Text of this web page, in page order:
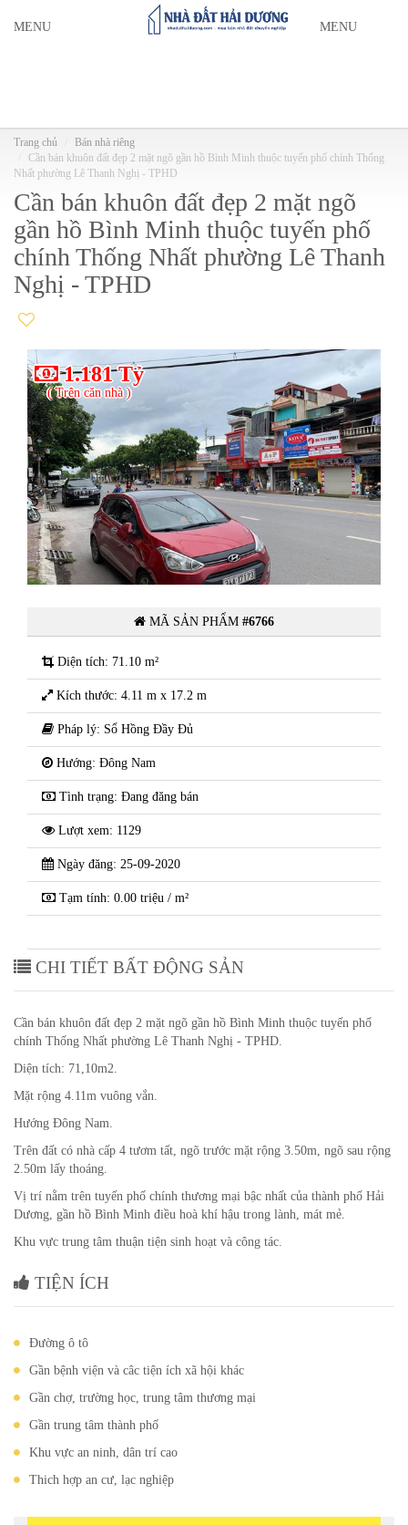
MENU MENU
Trang chủ
Bán nhà riêng
Cần bán khuôn đất đẹp 2 mặt ngõ gần hồ Bình Minh thuộc tuyến phố chính Thống
Nhất phường Lê Thanh Nghị - TPHD
Cần bán khuôn đất đẹp 2 mặt ngõ
gần hồ Bình Minh thuộc tuyến phố
chính Thống Nhất phường Lê Thanh
Nghị - TPHD
Cần bán khuôn đất đẹp 2 mặt ngõ
gần hồ Bình Minh thuộc tuyến phố
chính Thống Nhất phường Lê Thanh
Nghị - TPHD
1.181 Tỷ
( Trên căn nhà )
MÃ SẢN PHẨM #6766
Diện tích: 71.10 m²
Kích thước: 4.11 m x 17.2 m
Pháp lý: Sổ Hồng Đầy Đủ
Hướng: Đông Nam
Tình trạng: Đang đăng bán
Lượt xem: 1129
Ngày đăng: 25-09-2020
Tạm tính: 0.00 triệu / m²
CHI TIẾT BẤT ĐỘNG SẢN
Cần bán khuôn đất đẹp 2 mặt ngõ gần hồ Bình Minh thuộc tuyến phố
chính Thống Nhất phường Lê Thanh Nghị - TPHD.
Diện tích: 71,10m2.
Mặt rộng 4.11m vuông vắn.
Hướng Đông Nam.
Trên đất có nhà cấp 4 tươm tất, ngõ trước mặt rộng 3.50m, ngõ sau rộng
2.50m lấy thoáng.
Vị trí nằm trên tuyến phố chính thương mại bậc nhất của thành phố Hải
Dương, gần hồ Bình Minh điều hoà khí hậu trong lành, mát mẻ.
Khu vực trung tâm thuận tiện sinh hoạt và công tác.
TIỆN ÍCH
Đường ô tô
Gần bệnh viện và câc tiện ích xã hội khác
Gần chợ, trường học, trung tâm thương mại
Gần trung tâm thành phố
Khu vực an ninh, dân trí cao
Thich hợp an cư, lạc nghiệp